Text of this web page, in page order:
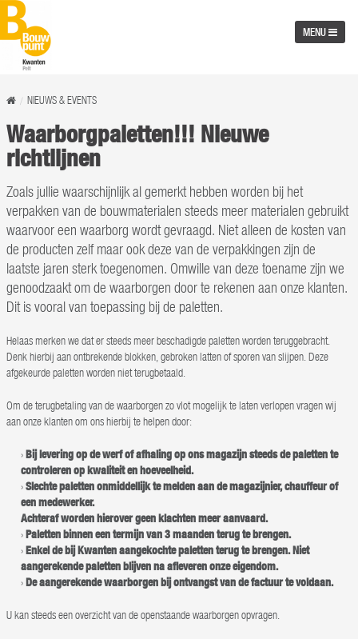
MENU
NIEUWS & EVENTS
Waarborgpaletten!!! Nieuwe
richtlijnen
Zoals jullie waarschijnlijk al gemerkt hebben worden bij het
verpakken van de bouwmaterialen steeds meer materialen gebruikt
waarvoor een waarborg wordt gevraagd. Niet alleen de kosten van
de producten zelf maar ook deze van de verpakkingen zijn de
laatste jaren sterk toegenomen. Omwille van deze toename zijn we
genoodzaakt om de waarborgen door te rekenen aan onze klanten.
Dit is vooral van toepassing bij de paletten.
Helaas merken we dat er steeds meer beschadigde paletten worden teruggebracht.
Denk hierbij aan ontbrekende blokken, gebroken latten of sporen van slijpen. Deze
afgekeurde paletten worden niet terugbetaald.
Om de terugbetaling van de waarborgen zo vlot mogelijk te laten verlopen vragen wij
aan onze klanten om ons hierbij te helpen door:
Bij levering op de werf of afhaling op ons magazijn steeds de paletten te
controleren op kwaliteit en hoeveelheid.
Slechte paletten onmiddellijk te melden aan de magazijnier, chauffeur of
een medewerker.
Achteraf worden hierover geen klachten meer aanvaard.
Paletten binnen een termijn van 3 maanden terug te brengen.
Enkel de bij Kwanten aangekochte paletten terug te brengen. Niet
aangerekende paletten blijven na afleveren onze eigendom.
De aangerekende waarborgen bij ontvangst van de factuur te voldaan.
U kan steeds een overzicht van de openstaande waarborgen opvragen.